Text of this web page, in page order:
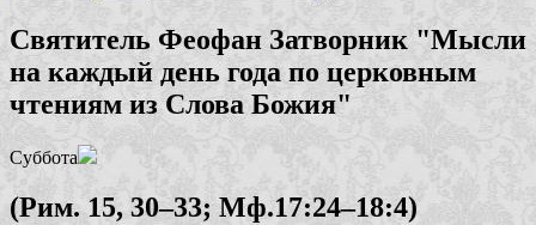
Святитель Феофан Затворник "Мысли
на каждый день года по церковным
чтениям из Слова Божия"
Суббота
(Рим. 15, 30–33; Мф.17:24–18:4)